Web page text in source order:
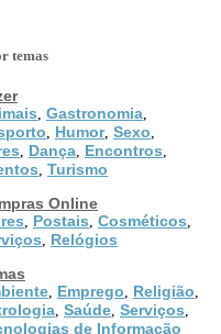
temas
Gastronomia
Humor, Sexo
Dança Encontros
Turismo
Online
Postais Cosméticos
Relógios
Emprego Religião
Saúde Serviços
de Informação